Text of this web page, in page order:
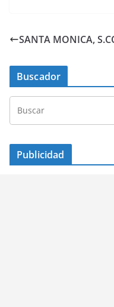
SANTA MONICA,
Buscador
Publicidad